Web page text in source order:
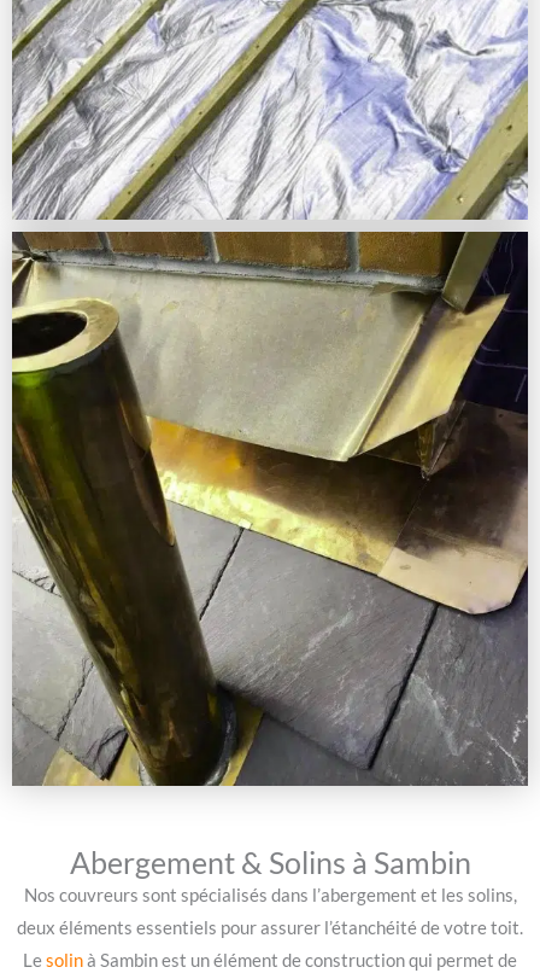
Abergement & Solins à Sambin
Nos couvreurs sont spécialisés dans l’abergement et les solins,
deux éléments essentiels pour assurer l’étanchéité de votre toit.
Lesolinà Sambin est un élément de construction qui permet de